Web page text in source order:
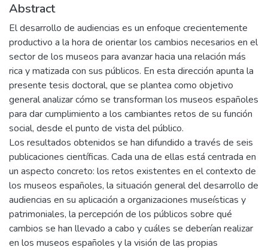
Abstract
El desarrollo de audiencias es un enfoque crecientemente
productivo a la hora de orientar los cambios necesarios en el
sector de los museos para avanzar hacia una relación más
rica y matizada con sus públicos. En esta dirección apunta la
presente tesis doctoral, que se plantea como objetivo
general analizar cómo se transforman los museos españoles
para dar cumplimiento a los cambiantes retos de su función
social, desde el punto de vista del público.
Los resultados obtenidos se han difundido a través de seis
publicaciones científicas. Cada una de ellas está centrada en
un aspecto concreto: los retos existentes en el contexto de
los museos españoles, la situación general del desarrollo de
audiencias en su aplicación a organizaciones museísticas y
patrimoniales, la percepción de los públicos sobre qué
cambios se han llevado a cabo y cuáles se deberían realizar
en los museos españoles y la visión de las propias